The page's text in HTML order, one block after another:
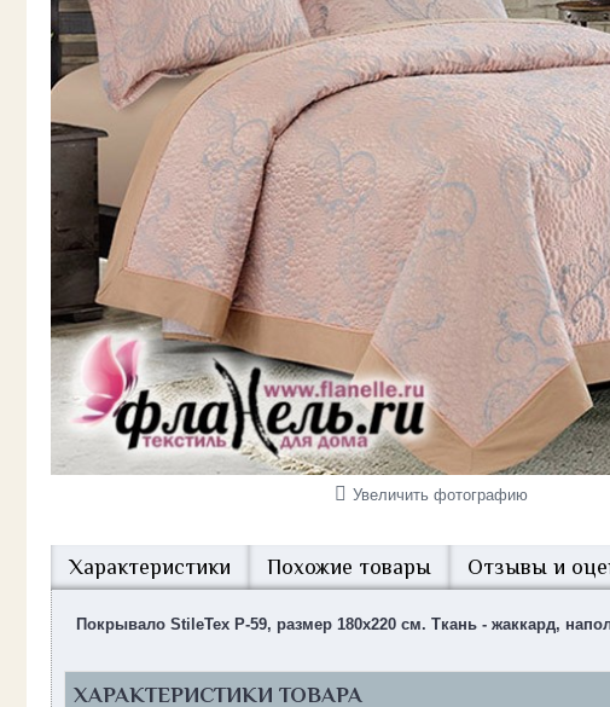
Увеличить фотографию
Характеристики Похожие товары Отзывы и
Покрывало StileTex P-59, размер 180х220 см. Ткань - жаккард,
ХАРАКТЕРИСТИКИ ТОВАРА